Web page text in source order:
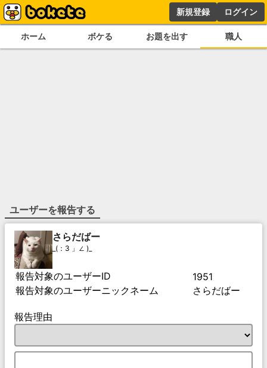
新規登録 ログイン
ホーム ボケる お題を出す 職人
ユーザーを報告する
さらだばー
_(：3 」∠ )_
報告対象のユーザーID
1951
報告対象のユーザーニックネーム
さらだばー
報告理由